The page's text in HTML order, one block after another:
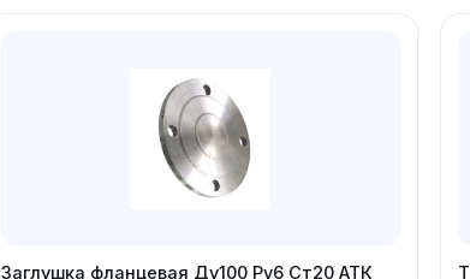
Заглушка фланцевая Ду100 Ру6 Ст20 АТК